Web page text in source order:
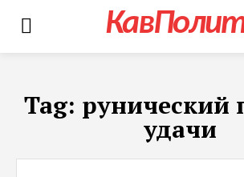
Tag: рунический
удачи